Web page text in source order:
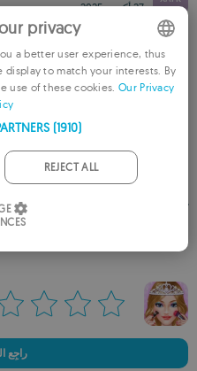
27 أكتوبر 2025
XAPK
82.0
20 أكتوبر 2025
راجِع
ENGLISH
PORTUGUESE
ROMANIAN
privacy
a better user experience, thus
to match your interests. By
use of these cookies. Our Privacy
(1910) →
REJECT ALL